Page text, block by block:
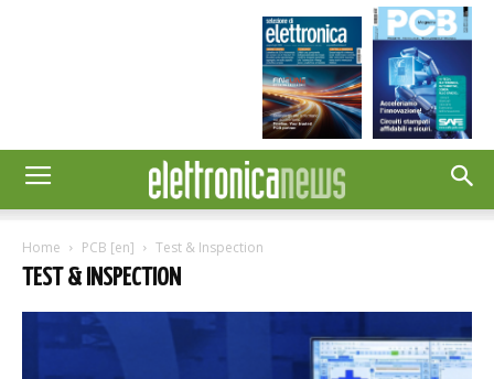
Home PCB [en] Test & Inspection
TEST & INSPECTION